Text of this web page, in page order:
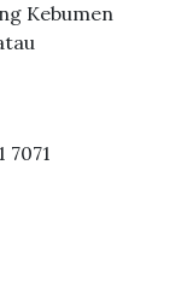
Kebumen
7071